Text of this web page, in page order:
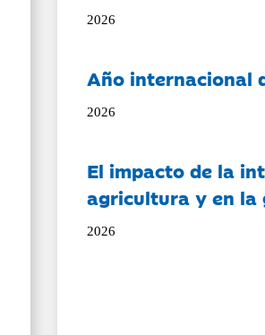
2026
Año internacional
2026
El impacto de la
agricultura y en la
2026